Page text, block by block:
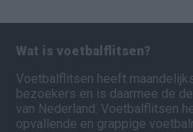
Wat is voetbalflitsen?
Voetbalflitsen heeft
bezoekers en is daarmee de
van Nederland. Voetbalflitsen
opvallende en grappige